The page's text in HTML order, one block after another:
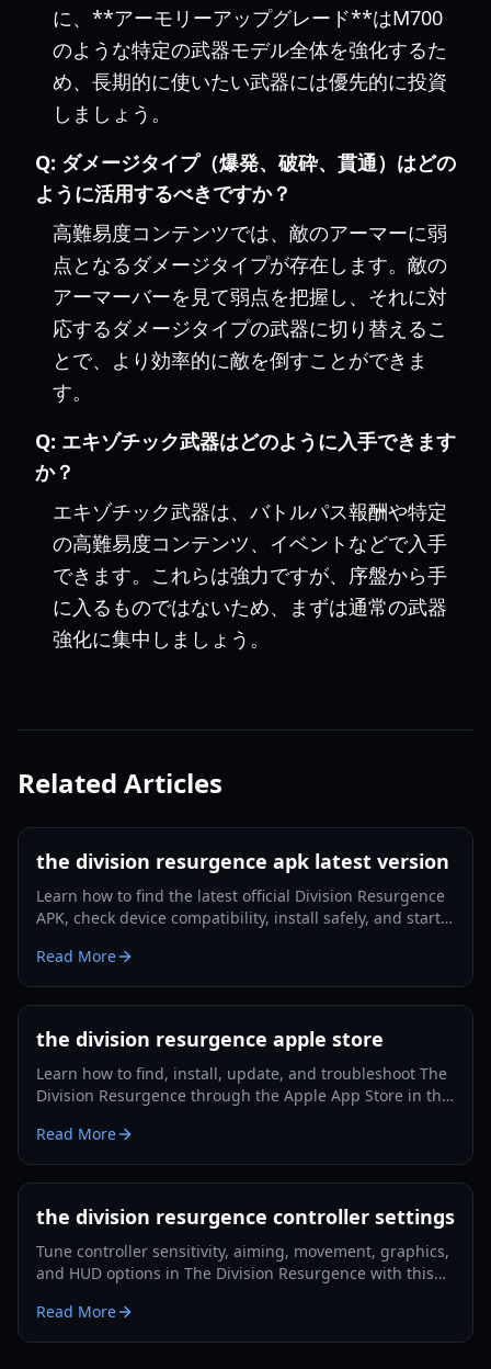
に、**アーモリーアップグレード**はM700
のような特定の武器モデル全体を強化するた
め、長期的に使いたい武器には優先的に投資
しましょう。
Q: ダメージタイプ（爆発、破砕、貫通）はどの
ように活用するべきですか？
高難易度コンテンツでは、敵のアーマーに弱
点となるダメージタイプが存在します。敵の
アーマーバーを見て弱点を把握し、それに対
応するダメージタイプの武器に切り替えるこ
とで、より効率的に敵を倒すことができま
す。
Q: エキゾチック武器はどのように入手できます
か？
エキゾチック武器は、バトルパス報酬や特定
の高難易度コンテンツ、イベントなどで入手
できます。これらは強力ですが、序盤から手
に入るものではないため、まずは通常の武器
強化に集中しましょう。
Related Articles
the division resurgence apk latest version
Learn how to find the latest official Division Resurgence
APK, check device compatibility, install safely, and start
Read More
the division resurgence apple store
Learn how to find, install, update, and troubleshoot The
Division Resurgence through the Apple App Store in this
Read More
the division resurgence controller settings
Tune controller sensitivity, aiming, movement, graphics,
and HUD options in The Division Resurgence with this
Read More